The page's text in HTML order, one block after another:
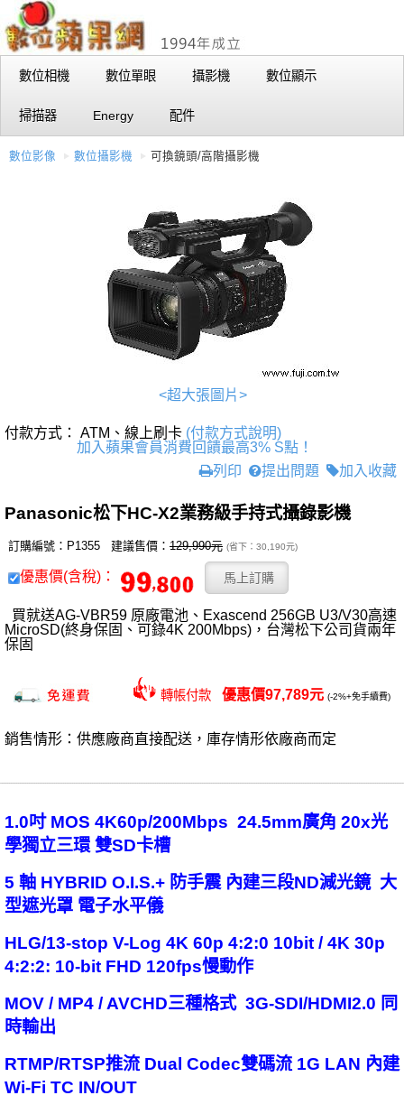
數位相機 數位單眼 攝影機 數位顯示
掃描器 Energy 配件
數位影像 數位攝影機 可換鏡頭/高階攝影機
<超大張圖片>
付款方式： ATM、線上刷卡 (付款方式說明)
加入蘋果會員消費回饋最高3% S點！
列印
提出問題 加入收藏
Panasonic松下HC-X2業務級手持式攝錄影機
訂購編號：P1355 建議售價： 129,990元 (省下：30,190元)
優惠價(含稅)：
買就送AG-VBR59 原廠電池、Exascend 256GB U3/V30高速
MicroSD(終身保固、可錄4K 200Mbps)，台灣松下公司貨兩年
保固
轉帳付款 優惠價97,789元 (-2%+免手續費)
銷售情形：供應廠商直接配送，庫存情形依廠商而定
1.0吋 MOS 4K60p/200Mbps 24.5mm廣角 20x光
學獨立三環 雙SD卡槽
5 軸 HYBRID O.I.S.+ 防手震 內建三段ND減光鏡 大
型遮光罩 電子水平儀
HLG/13-stop V-Log 4K 60p 4:2:0 10bit / 4K 30p
4:2:2: 10-bit FHD 120fps慢動作
MOV / MP4 / AVCHD三種格式 3G-SDI/HDMI2.0 同
時輸出
RTMP/RTSP推流 Dual Codec雙碼流 1G LAN 內建
Wi-Fi TC IN/OUT